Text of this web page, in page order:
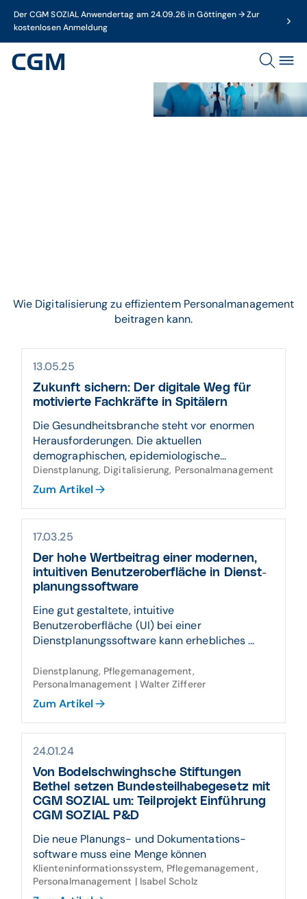
Der CGM SOZIAL Anwendertag am 24.09.26 in Göttingen → Zur
kostenlosen Anmeldung
Krankenhauspersonal in
Krankenhaus
Wie Digitalisierung zu effizientem Personalmanagement
beitragen kann.
13.05.25
Zukunft sichern: Der digitale Weg für
moti­vierte Fach­kräfte in Spitälern
Die Gesundheitsbranche steht vor enormen
Herausforderungen. Die aktuellen
demographischen, epidemiologische...
Dienstplanung, Digitalisierung, Personalmanagement
Zum Artikel
17.03.25
Der hohe Wert­beitrag einer mo­dernen,
intui­tiven Benutzer­ober­fläche in Dienst­
pla­nungs­soft­ware
Eine gut gestaltete, intuitive
Benutzeroberfläche (UI) bei einer
Dienstplanungssoftware kann erhebliches ...
Dienstplanung, Pflegemanagement,
Personalmanagement | Walter Zifferer
Zum Artikel
24.01.24
Von Bodelschwinghsche Stiftungen
Bethel setzen Bundes­teil­habe­gesetz mit
CGM SOZIAL um: Teil­projekt Einführung
CGM SOZIAL P&D
Die neue Planungs- und Dokumentations-
software muss eine Menge können
Klienteninformationssystem, Pflegemanagement,
Personalmanagement | Isabel Scholz